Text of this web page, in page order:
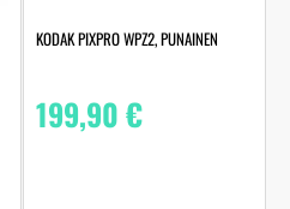
KODAK PIXPRO WPZ2, PUNAINEN
199,90€